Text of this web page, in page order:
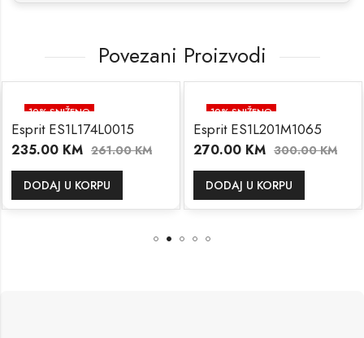
Povezani Proizvodi
10% SNIŽENO
Esprit ES1L174L0015
235.00 KM 261.00KM
DODAJ U KORPU
10% SNIŽENO
Esprit ES1L201M1065
270.00 KM 300.00KM
DODAJ U KORPU